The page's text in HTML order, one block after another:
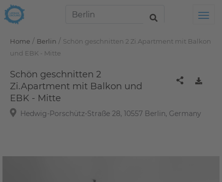
Home / Berlin / Schön geschnitten 2 Zi.Apartment mit Balkon
und EBK - Mitte
Schön geschnitten 2
Zi.Apartment mit Balkon und
EBK - Mitte
Hedwig-Porschütz-Straße 28, 10557 Berlin, Germany